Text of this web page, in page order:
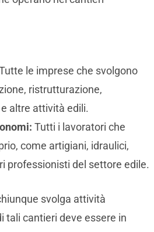
le imprese che svolgono
ristrutturazione,
altre attività edili.
Tutti i lavoratori che
come artigiani, idraulici,
professionisti del settore edile.
svolga attività
tali cantieri deve essere in